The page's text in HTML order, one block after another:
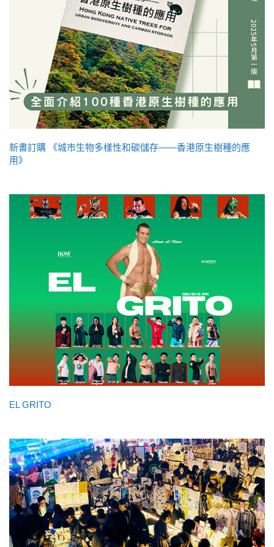
新書訂購 《城市生物多樣性和碳儲存——香港原生樹種的應
用》
EL GRITO